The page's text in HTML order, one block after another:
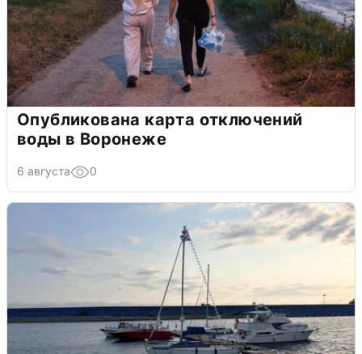
Опубликована карта отключений
воды в Воронеже
6 августа 0